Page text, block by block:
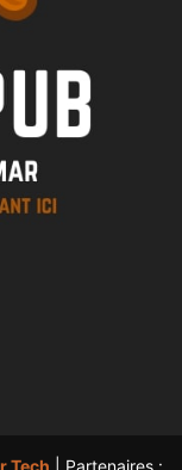
Tech | Partenaires :